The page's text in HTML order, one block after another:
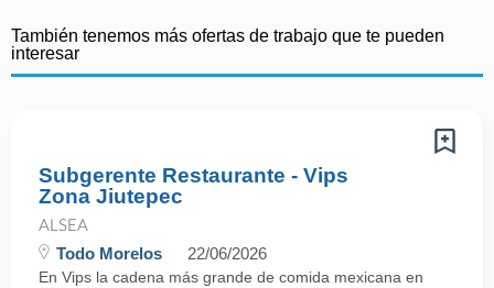
También tenemos más ofertas de trabajo que te pueden
interesar
Subgerente Restaurante - Vips
Zona Jiutepec
ALSEA
Todo Morelos 22/06/2026
En Vips la cadena más grande de comida mexicana en